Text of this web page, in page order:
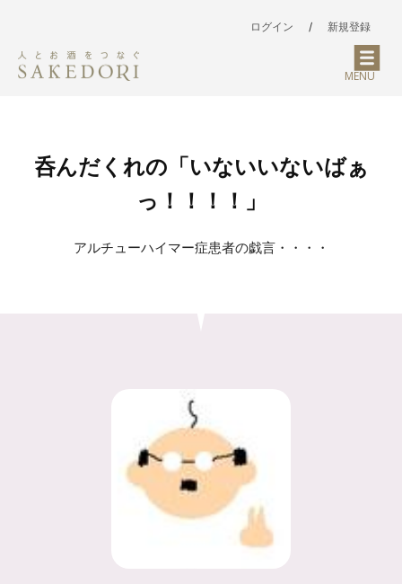
ログイン / 新規登録
MENU
呑んだくれの「いないいないばぁ
っ！！！！」
アルチューハイマー症患者の戯言・・・・